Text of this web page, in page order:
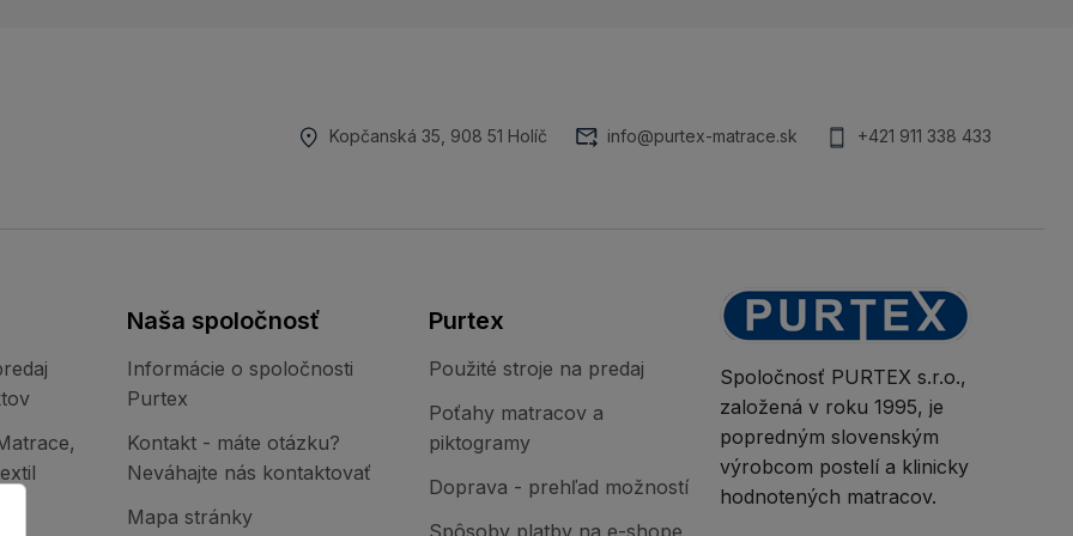
Kopčanská 35, 908 51 Holíč info@purtex-matrace.sk +421 911 338 433
Naša spoločnosť
Informácie o spoločnosti
Purtex
Kontakt - máte otázku?
Neváhajte nás kontaktovať
Mapa stránky
Purtex
Použité stroje na predaj
Poťahy matracov a
piktogramy
Doprava - prehľad možností
Spôsoby platby na e-shope
Spoločnosť PURTEX s.r.o.,
založená v roku 1995, je
popredným slovenským
výrobcom postelí a klinicky
hodnotených matracov.